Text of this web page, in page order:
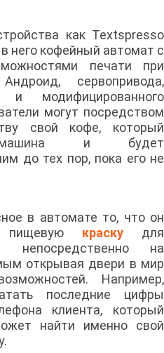
как Textspresso
него кофейный автомат с
печати при
сервопривода,
модифицированного
могут посредством
свой кофе, который
и будет
до тех пор, пока его не
в автомате то, что он
пищевую краскудля
непосредственно на
открывая двери в мир
Например,
последние цифры
клиента, который
найти именно свой